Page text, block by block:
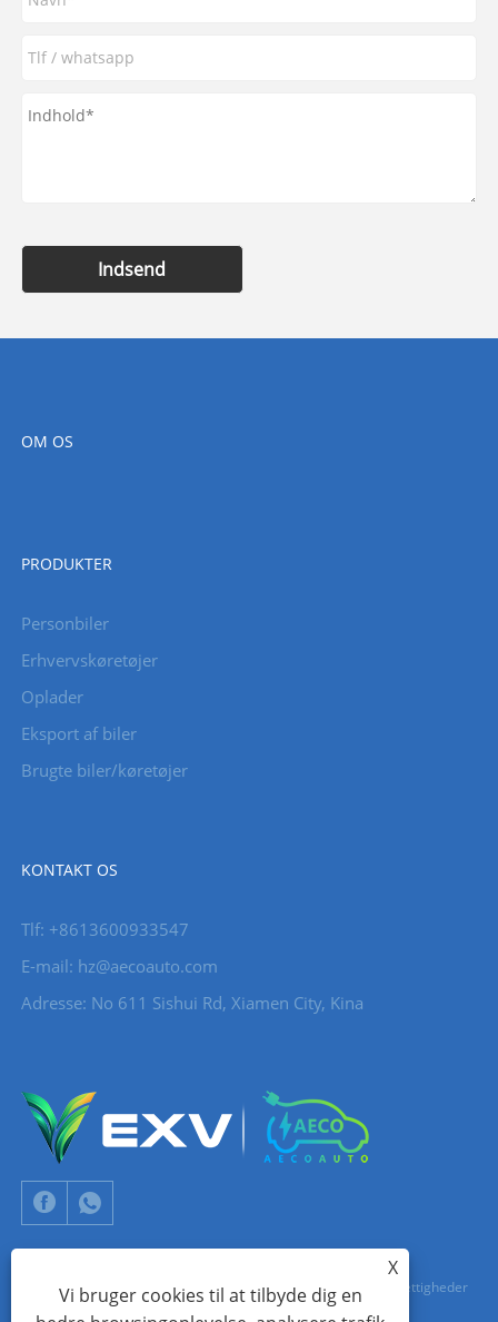
Indsend
OM OS
PRODUKTER
Personbiler
Erhvervskøretøjer
Oplader
Eksport af biler
Brugte biler/køretøjer
KONTAKT OS
Tlf: +8613600933547
E-mail: hz@aecoauto.com
Adresse: No 611 Sishui Rd, Xiamen City, Kina
Copyright © 2024 Xiamen Aecoauto Technology Co., Ltd. Alle rettigheder
X
Vi bruger cookies til at tilbyde dig en